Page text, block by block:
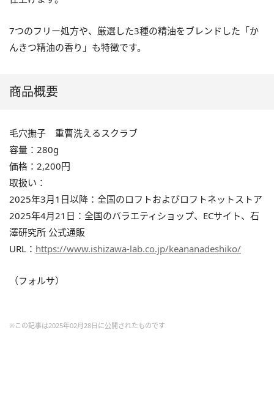
7つのフリー処方や、厳選した3種の精油をブレンドした「か
んきつ精油の香り」も特徴です。
商品概要
毛穴撫子 重曹洗えるスクラブ
容量：280g
価格：2,200円
取扱い：
2025年3月1日以降：全国のロフトおよびロフトネットストア
2025年4月21日：全国のバラエティショップ、ECサイト、石
澤研究所 公式通販
URL： https://www.ishizawa-lab.co.jp/keananadeshiko/
（フォルサ）
※この記事は2025年02月28日に公開されたものです